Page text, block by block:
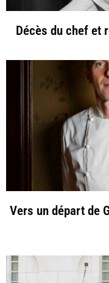
Décès du chef et
Vers un départ de